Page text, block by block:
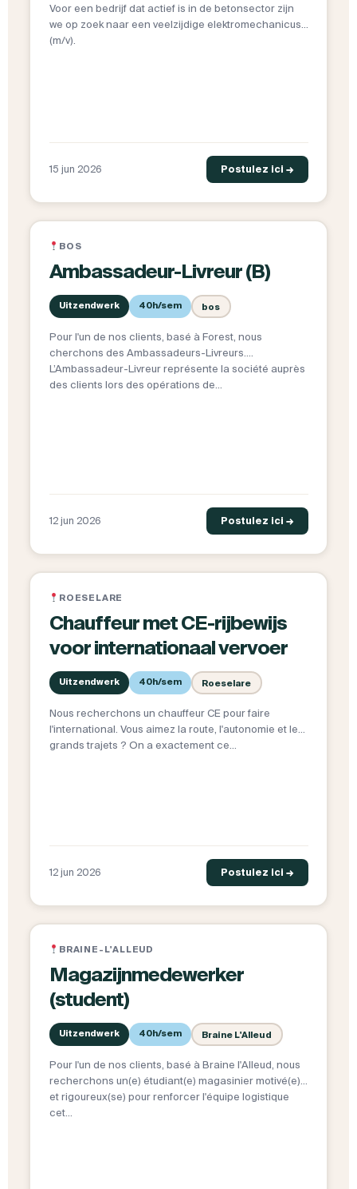
Voor een bedrijf dat actief is in de betonsector zijn
we op zoek naar een veelzijdige elektromechanicus
(m/v).
15 jun 2026 Postulez ici →
BOS
Ambassadeur-Livreur (B)
Uitzendwerk 40h/sem bos
Pour l'un de nos clients, basé à Forest, nous
cherchons des Ambassadeurs-Livreurs.
L’Ambassadeur-Livreur représente la société auprès
des clients lors des opérations de…
12 jun 2026 Postulez ici →
ROESELARE
Chauffeur met CE-rijbewijs
voor internationaal vervoer
Uitzendwerk 40h/sem Roeselare
Nous recherchons un chauffeur CE pour faire
l'international. Vous aimez la route, l'autonomie et les
grands trajets ? On a exactement ce…
12 jun 2026 Postulez ici →
BRAINE-L'ALLEUD
Magazijnmedewerker
(student)
Uitzendwerk 40h/sem Braine L'Alleud
Pour l'un de nos clients, basé à Braine l'Alleud, nous
recherchons un(e) étudiant(e) magasinier motivé(e)
et rigoureux(se) pour renforcer l'équipe logistique
cet…